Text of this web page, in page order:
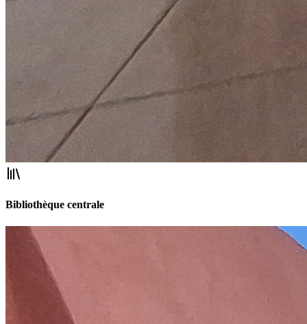
Bibliothèque centrale